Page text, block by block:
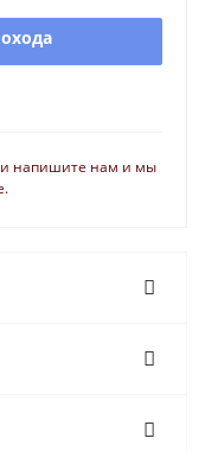
напишите нам и мы